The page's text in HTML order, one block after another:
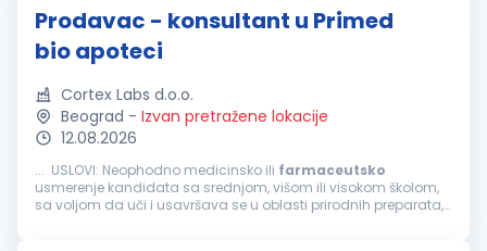
Prodavac - konsultant u Primed
bio apoteci
Cortex Labs d.o.o.
Beograd - Izvan pretražene lokacije
12.08.2026
... USLOVI: Neophodno medicinsko ili farmaceutsko
usmerenje kandidata sa srednjom, višom ili visokom školom,
sa voljom da uči i usavršava se u oblasti prirodnih preparata,